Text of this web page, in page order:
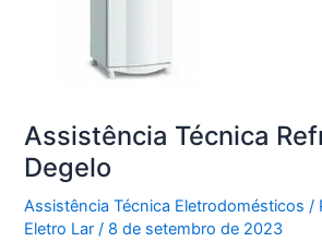
Assistência Técnica
Degelo
Assistência Técnica Eletrodomésticos /
Eletro Lar/ 8 de setembro de 2023